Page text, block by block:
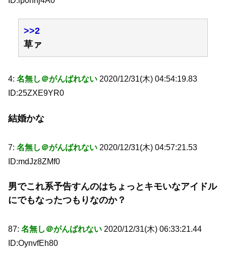
>>2
草ァ
4: 名無し＠がんばれない 2020/12/31(木) 04:54:19.83
ID:25ZXE9YR0
結婚かな
7: 名無し＠がんばれない 2020/12/31(木) 04:57:21.53
ID:mdJz8ZMf0
男でこれ系予告すんのはちょっとキモいなアイドル
にでもなったつもりなのか？
87: 名無し＠がんばれない 2020/12/31(木) 06:33:21.44
ID:OynvfEh80